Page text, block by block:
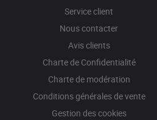
Service client
Nous contacter
Avis clients
Charte de Confidentialité
Charte de modération
Conditions générales de vente
Gestion des cookies